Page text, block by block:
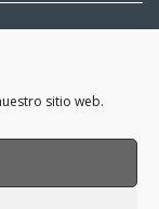
sitio web.
día!
de